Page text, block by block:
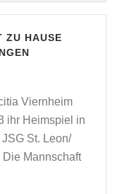
ZU HAUSE
Viernheim
ihr Heimspiel in
St. Leon/
Mannschaft